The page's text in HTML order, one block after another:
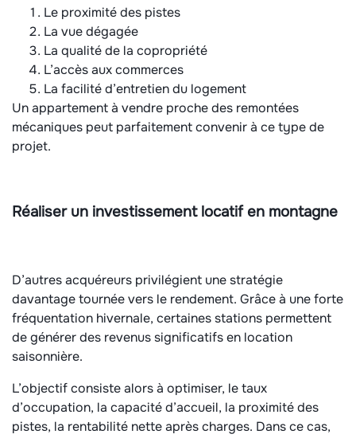
Le proximité des pistes
La vue dégagée
La qualité de la copropriété
L’accès aux commerces
La facilité d’entretien du logement
Un appartement à vendre proche des remontées
mécaniques peut parfaitement convenir à ce type de
projet.
Réaliser un investissement locatif en montagne
D’autres acquéreurs privilégient une stratégie
davantage tournée vers le rendement. Grâce à une forte
fréquentation hivernale, certaines stations permettent
de générer des revenus significatifs en location
saisonnière.
L’objectif consiste alors à optimiser, le taux
d’occupation, la capacité d’accueil, la proximité des
pistes, la rentabilité nette après charges. Dans ce cas,